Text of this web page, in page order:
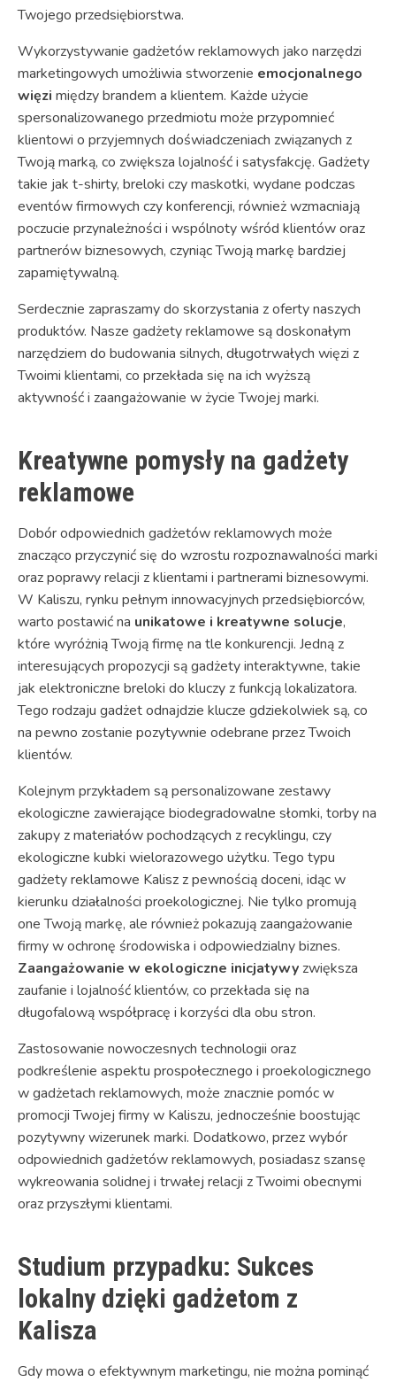
Twojego przedsiębiorstwa.
Wykorzystywanie gadżetów reklamowych jako narzędzi
marketingowych umożliwia stworzenie emocjonalnego
więzi między brandem a klientem. Każde użycie
spersonalizowanego przedmiotu może przypomnieć
klientowi o przyjemnych doświadczeniach związanych z
Twoją marką, co zwiększa lojalność i satysfakcję. Gadżety
takie jak t-shirty, breloki czy maskotki, wydane podczas
eventów firmowych czy konferencji, również wzmacniają
poczucie przynależności i wspólnoty wśród klientów oraz
partnerów biznesowych, czyniąc Twoją markę bardziej
zapamiętywalną.
Serdecznie zapraszamy do skorzystania z oferty naszych
produktów. Nasze gadżety reklamowe są doskonałym
narzędziem do budowania silnych, długotrwałych więzi z
Twoimi klientami, co przekłada się na ich wyższą
aktywność i zaangażowanie w życie Twojej marki.
Kreatywne pomysły na gadżety
reklamowe
Dobór odpowiednich gadżetów reklamowych może
znacząco przyczynić się do wzrostu rozpoznawalności marki
oraz poprawy relacji z klientami i partnerami biznesowymi.
W Kaliszu, rynku pełnym innowacyjnych przedsiębiorców,
warto postawić na unikatowe i kreatywne solucje,
które wyróżnią Twoją firmę na tle konkurencji. Jedną z
interesujących propozycji są gadżety interaktywne, takie
jak elektroniczne breloki do kluczy z funkcją lokalizatora.
Tego rodzaju gadżet odnajdzie klucze gdziekolwiek są, co
na pewno zostanie pozytywnie odebrane przez Twoich
klientów.
Kolejnym przykładem są personalizowane zestawy
ekologiczne zawierające biodegradowalne słomki, torby na
zakupy z materiałów pochodzących z recyklingu, czy
ekologiczne kubki wielorazowego użytku. Tego typu
gadżety reklamowe Kalisz z pewnością doceni, idąc w
kierunku działalności proekologicznej. Nie tylko promują
one Twoją markę, ale również pokazują zaangażowanie
firmy w ochronę środowiska i odpowiedzialny biznes.
Zaangażowanie w ekologiczne inicjatywyzwiększa
zaufanie i lojalność klientów, co przekłada się na
długofalową współpracę i korzyści dla obu stron.
Zastosowanie nowoczesnych technologii oraz
podkreślenie aspektu prospołecznego i proekologicznego
w gadżetach reklamowych, może znacznie pomóc w
promocji Twojej firmy w Kaliszu, jednocześnie boostując
pozytywny wizerunek marki. Dodatkowo, przez wybór
odpowiednich gadżetów reklamowych, posiadasz szansę
wykreowania solidnej i trwałej relacji z Twoimi obecnymi
oraz przyszłymi klientami.
Studium przypadku: Sukces
lokalny dzięki gadżetom z
Kalisza
Gdy mowa o efektywnym marketingu, nie można pominąć